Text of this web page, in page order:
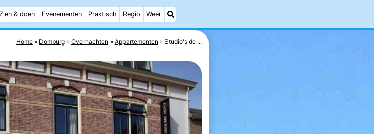
& doen Evenementen Praktisch Regio Weer
Home Domburg Overnachten Appartementen Studio's de ...